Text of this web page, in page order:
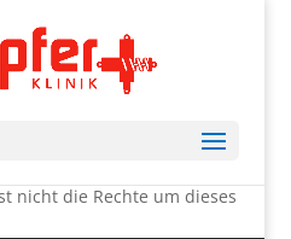
nicht die Rechte um dieses